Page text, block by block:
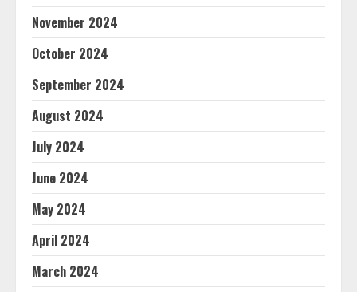
November 2024
October 2024
September 2024
August 2024
July 2024
June 2024
May 2024
April 2024
March 2024